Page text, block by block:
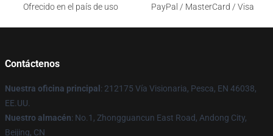
Ofrecido en el país de uso
PayPal / MasterCard / Visa
Contáctenos
Nuestra oficina principal : 212175 Vía Visionaria, Pesca, EN 46038,
EE.UU.
Nuestro almacén: No.1, Zhongguancun East Road, Andong City,
Beijing, CN